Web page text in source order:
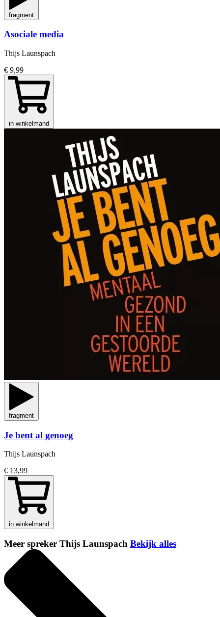
fragment
Asociale media
Thijs Launspach
€ 9,99
in winkelmand
fragment
Je bent al genoeg
Thijs Launspach
€ 13,99
in winkelmand
Meer spreker Thijs Launspach Bekijk alles